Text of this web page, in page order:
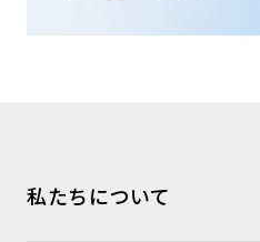
私たちについて